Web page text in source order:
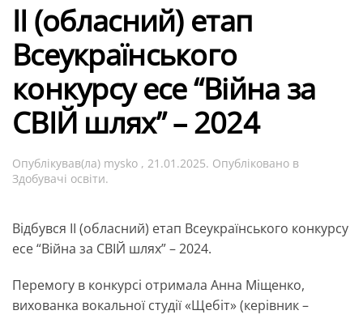
ІІ (обласний) етап
Всеукраїнського
конкурсу есе “Війна за
СВІЙ шлях” – 2024
Опублікував(ла) mysko , 21.01.2025. Опубліковано в
Здобувачі освіти.
Відбувся ІІ (обласний) етап Всеукраїнського конкурсу
есе “Війна за СВІЙ шлях” – 2024.
Перемогу в конкурсі отримала Анна Міщенко,
вихованка вокальної студії «Щебіт» (керівник –